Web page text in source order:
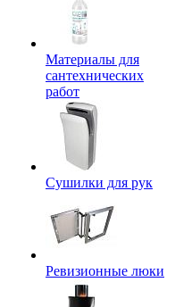
Материалы для
сантехнических
работ
Сушилки для рук
Ревизионные люки